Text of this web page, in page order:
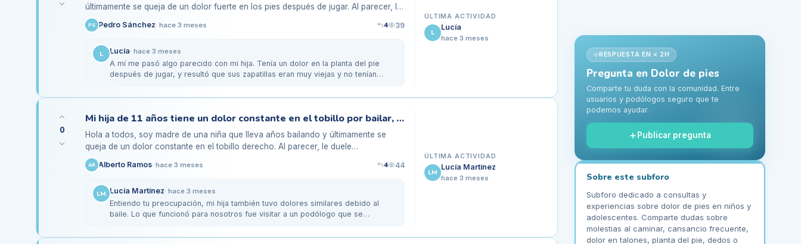
últimamente se queja de un dolor fuerte en los pies después de jugar. Al parecer, le
duele más el…
PS Pedro Sánchez· hace 3 meses 4 39
L Lucía· hace 3 meses
A mí me pasó algo parecido con mi hija. Tenía un dolor en la planta del pie
después de jugar, y resultó que sus zapatillas eran muy viejas y no tenían
ÚLTIMA ACTIVIDAD
L
Lucía
hace 3 meses
0
Mi hija de 11 años tiene un dolor constante en el tobillo por bailar, ¿qué hacer?
Hola a todos, soy madre de una niña que lleva años bailando y últimamente se
queja de un dolor constante en el tobillo derecho. Al parecer, le duele
especialmente después de las…
AR Alberto Ramos· hace 3 meses 4 44
LM Lucía Martínez· hace 3 meses
Entiendo tu preocupación, mi hija también tuvo dolores similares debido al
baile. Lo que funcionó para nosotros fue visitar a un podólogo que se
ÚLTIMA ACTIVIDAD
LM
Lucía Martínez
hace 3 meses
RESPUESTA EN < 2H
Pregunta en Dolor de pies
Comparte tu duda con la comunidad. Entre
usuarios y podólogos seguro que te
podemos ayudar.
Publicar pregunta
Sobre este subforo
Subforo dedicado a consultas y
experiencias sobre dolor de pies en niños y
adolescentes. Comparte dudas sobre
molestias al caminar, cansancio frecuente,
dolor en talones, planta del pie, dedos o